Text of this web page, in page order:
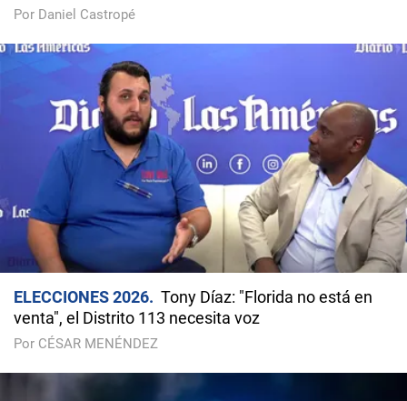
Por Daniel Castropé
ELECCIONES 2026
Tony Díaz: "Florida no está en
venta", el Distrito 113 necesita voz
Por CÉSAR MENÉNDEZ